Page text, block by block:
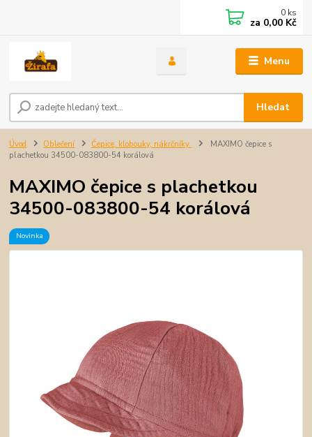
Menu
Hledat
0 ks
za 0,00 Kč
Úvod Oblečení Čepice, klobouky, nákrčníky
MAXIMO čepice s
plachetkou 34500-083800-54 korálová
MAXIMO čepice s plachetkou
34500-083800-54 korálová
Novinka